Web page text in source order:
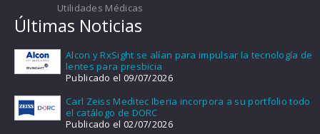
Utilidades Médicas
Últimas Noticias
Alcon y RxSight se alían para impulsar la tecnología de
lentes para presbicia
Publicado el 09/07/2026
Carl Zeiss Meditec Iberia incorpora a su portfolio todo
el catálogo de DORC
Publicado el 02/07/2026